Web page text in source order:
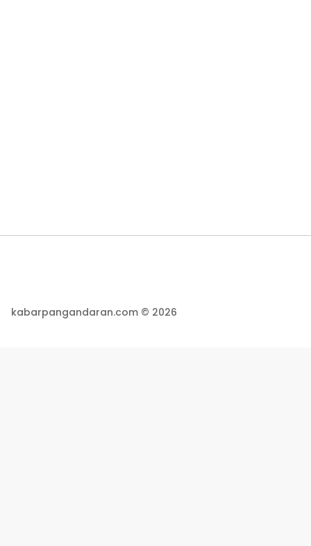
kabarpangandaran.com © 2026